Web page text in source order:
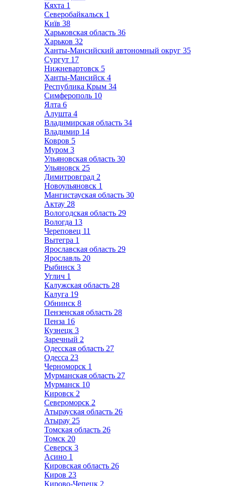
Кяхта 1
Северобайкальск 1
Київ 38
Харьковская область 36
Харьков 32
Ханты-Мансийский автономный округ 35
Сургут 17
Нижневартовск 5
Ханты-Мансийск 4
Республика Крым 34
Симферополь 10
Ялта 6
Алушта 4
Владимирская область 34
Владимир 14
Ковров 5
Муром 3
Ульяновская область 30
Ульяновск 25
Димитровград 2
Новоульяновск 1
Мангистауская область 30
Актау 28
Вологодская область 29
Вологда 13
Череповец 11
Вытегра 1
Ярославская область 29
Ярославль 20
Рыбинск 3
Углич 1
Калужская область 28
Калуга 19
Обнинск 8
Пензенская область 28
Пенза 16
Кузнецк 3
Заречный 2
Одесская область 27
Одесса 23
Черноморск 1
Мурманская область 27
Мурманск 10
Кировск 2
Североморск 2
Атырауская область 26
Атырау 25
Томская область 26
Томск 20
Северск 3
Асино 1
Кировская область 26
Киров 23
Кирово-Чепецк 2